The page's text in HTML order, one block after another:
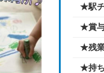
★駅
★賞
★残
★持